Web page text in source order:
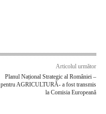
Articolul următor
Planul Național Strategic al României –
pentru AGRICULTURĂ- a fost transmis
la Comisia Europeană